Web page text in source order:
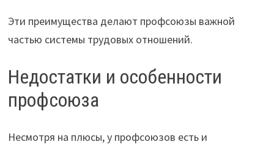
Эти преимущества делают профсоюзы важной
частью системы трудовых отношений.
Недостатки и особенности
профсоюза
Несмотря на плюсы, у профсоюзов есть и